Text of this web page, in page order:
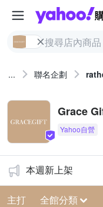
... 聯名企劃
Grace
本週新上架
主打 全館分類